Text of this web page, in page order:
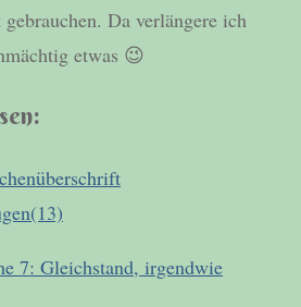
Da verlängere ich
etwas 😉
7: Gleichstand, irgendwie